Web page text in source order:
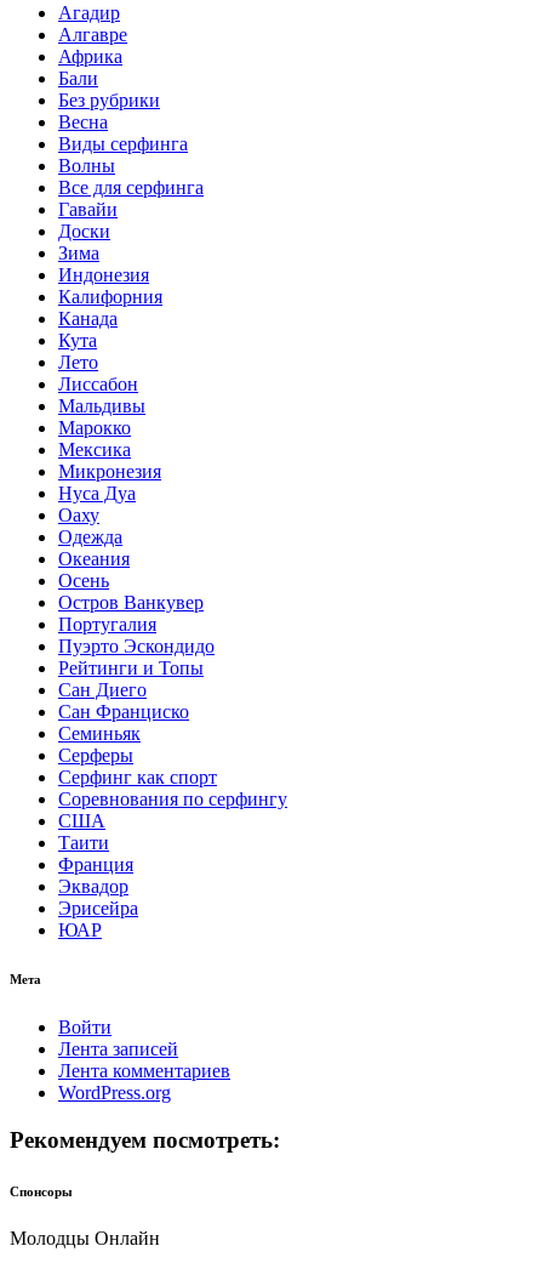
Агадир
Алгавре
Африка
Бали
Без рубрики
Весна
Виды серфинга
Волны
Все для серфинга
Гавайи
Доски
Зима
Индонезия
Калифорния
Канада
Кута
Лето
Лиссабон
Мальдивы
Марокко
Мексика
Микронезия
Нуса Дуа
Оаху
Одежда
Океания
Осень
Остров Ванкувер
Португалия
Пуэрто Эскондидо
Рейтинги и Топы
Сан Диего
Сан Франциско
Семиньяк
Серферы
Серфинг как спорт
Соревнования по серфингу
США
Таити
Франция
Эквадор
Эрисейра
ЮАР
Мета
Войти
Лента записей
Лента комментариев
WordPress.org
Рекомендуем посмотреть:
Спонсоры
Молодцы Онлайн